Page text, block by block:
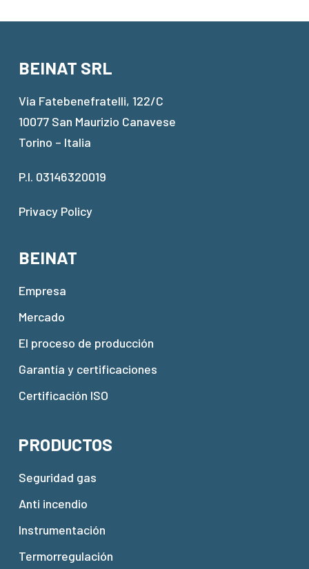
BEINAT SRL
Via Fatebenefratelli, 122/C
10077 San Maurizio Canavese
Torino – Italia
P.I. 03146320019
Privacy Policy
BEINAT
Empresa
Mercado
El proceso de producción
Garantía y certificaciones
Certificación ISO
PRODUCTOS
Seguridad gas
Anti incendio
Instrumentación
Termorregulación